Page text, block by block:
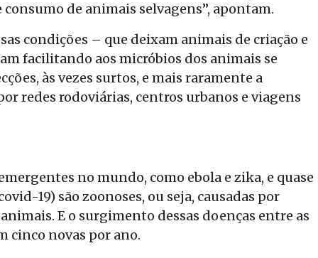
de animais selvagens”, apontam.
condições – que deixam animais de criação e
facilitando aos micróbios dos animais se
às vezes surtos, e mais raramente a
redes rodoviárias, centros urbanos e viagens
no mundo, como ebola e zika, e quase
19) são zoonoses, ou seja, causadas por
E o surgimento dessas doenças entre as
cinco novas por ano.